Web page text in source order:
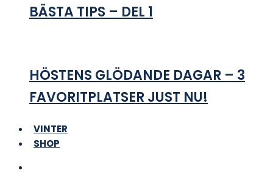
BÄSTA TIPS – DEL 1
HÖSTENS GLÖDANDE DAGAR – 3
FAVORITPLATSER JUST NU!
VINTER
SHOP